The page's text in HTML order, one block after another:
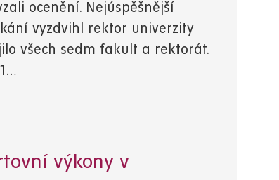
ocenění. Nejúspěšnější
vyzdvihl rektor univerzity
všech sedm fakult a rektorát.
výkony v